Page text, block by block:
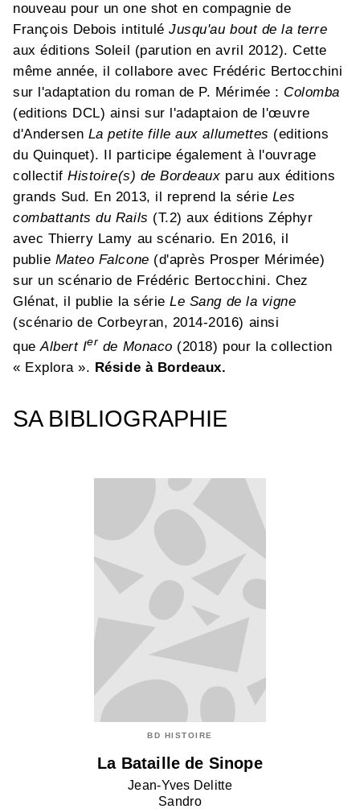
nouveau pour un one shot en compagnie de
François Debois intituléJusqu'au bout de la terre
aux éditions Soleil (parution en avril 2012). Cette
même année, il collabore avec Frédéric Bertocchini
sur l'adaptation du roman de P. Mérimée : Colomba
(editions DCL) ainsi sur l'adaptaion de l'œuvre
d'Andersen La petite fille aux allumettes (editions
du Quinquet). Il participe également à l'ouvrage
collectifHistoire(s) de Bordeaux paru aux éditions
grands Sud. En 2013, il reprend la série Les
combattants du Rails (T.2) aux éditions Zéphyr
avec Thierry Lamy au scénario. En 2016, il
publie Mateo Falcone (d'après Prosper Mérimée)
sur un scénario de Frédéric Bertocchini. Chez
Glénat, il publie la sérieLe Sang de la vigne
(scénario de Corbeyran, 2014-2016) ainsi
queAlbert Ier de Monaco (2018) pour la collection
« Explora ». Réside à Bordeaux.
SA BIBLIOGRAPHIE
BD HISTOIRE
La Bataille de Sinope
Jean-Yves Delitte
Sandro